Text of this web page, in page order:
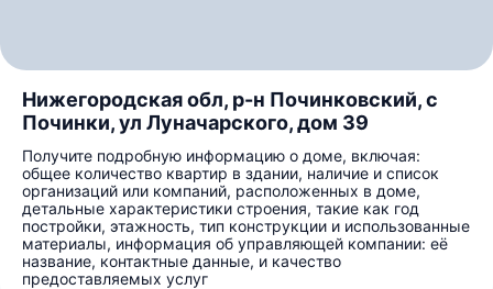
Нижегородская обл, р-н Починковский, с
Починки, ул Луначарского, дом 39
Получите подробную информацию о доме, включая:
общее количество квартир в здании, наличие и список
организаций или компаний, расположенных в доме,
детальные характеристики строения, такие как год
постройки, этажность, тип конструкции и использованные
материалы, информация об управляющей компании: её
название, контактные данные, и качество
предоставляемых услуг